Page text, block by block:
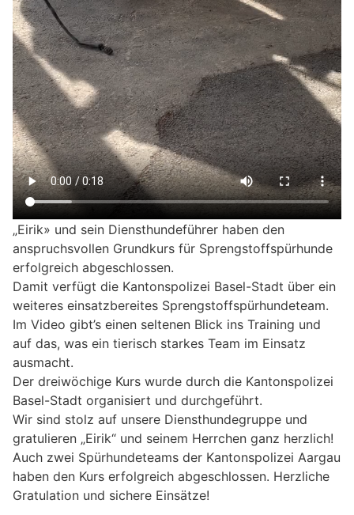
„Eirik» und sein Diensthundeführer haben den
anspruchsvollen Grundkurs für Sprengstoffspürhunde
erfolgreich abgeschlossen.
Damit verfügt die Kantonspolizei Basel-Stadt über ein
weiteres einsatzbereites Sprengstoffspürhundeteam.
Im Video gibt’s einen seltenen Blick ins Training und
auf das, was ein tierisch starkes Team im Einsatz
ausmacht.
Der dreiwöchige Kurs wurde durch die Kantonspolizei
Basel-Stadt organisiert und durchgeführt.
Wir sind stolz auf unsere Diensthundegruppe und
gratulieren „Eirik“ und seinem Herrchen ganz herzlich!
Auch zwei Spürhundeteams der Kantonspolizei Aargau
haben den Kurs erfolgreich abgeschlossen. Herzliche
Gratulation und sichere Einsätze!